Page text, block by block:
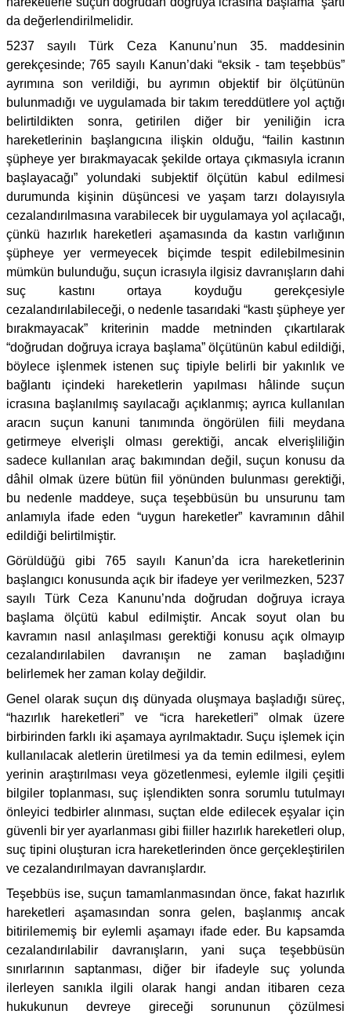
da değerlendirilmelidir.
5237 sayılı Türk Ceza Kanunu’nun 35. maddesinin
gerekçesinde; 765 sayılı Kanun’daki “eksik - tam teşebbüs”
ayrımına son verildiği, bu ayrımın objektif bir ölçütünün
bulunmadığı ve uygulamada bir takım tereddütlere yol açtığı
belirtildikten sonra, getirilen diğer bir yeniliğin icra
hareketlerinin başlangıcına ilişkin olduğu, “failin kastının
şüpheye yer bırakmayacak şekilde ortaya çıkmasıyla icranın
başlayacağı” yolundaki subjektif ölçütün kabul edilmesi
durumunda kişinin düşüncesi ve yaşam tarzı dolayısıyla
cezalandırılmasına varabilecek bir uygulamaya yol açılacağı,
çünkü hazırlık hareketleri aşamasında da kastın varlığının
şüpheye yer vermeyecek biçimde tespit edilebilmesinin
mümkün bulunduğu, suçun icrasıyla ilgisiz davranışların dahi
suç kastını ortaya koyduğu gerekçesiyle
cezalandırılabileceği, o nedenle tasarıdaki “kastı şüpheye yer
bırakmayacak” kriterinin madde metninden çıkartılarak
“doğrudan doğruya icraya başlama” ölçütünün kabul edildiği,
böylece işlenmek istenen suç tipiyle belirli bir yakınlık ve
bağlantı içindeki hareketlerin yapılması hâlinde suçun
icrasına başlanılmış sayılacağı açıklanmış; ayrıca kullanılan
aracın suçun kanuni tanımında öngörülen fiili meydana
getirmeye elverişli olması gerektiği, ancak elverişliliğin
sadece kullanılan araç bakımından değil, suçun konusu da
dâhil olmak üzere bütün fiil yönünden bulunması gerektiği,
bu nedenle maddeye, suça teşebbüsün bu unsurunu tam
anlamıyla ifade eden “uygun hareketler” kavramının dâhil
edildiği belirtilmiştir.
Görüldüğü gibi 765 sayılı Kanun’da icra hareketlerinin
başlangıcı konusunda açık bir ifadeye yer verilmezken, 5237
sayılı Türk Ceza Kanunu’nda doğrudan doğruya icraya
başlama ölçütü kabul edilmiştir. Ancak soyut olan bu
kavramın nasıl anlaşılması gerektiği konusu açık olmayıp
cezalandırılabilen davranışın ne zaman başladığını
belirlemek her zaman kolay değildir.
Genel olarak suçun dış dünyada oluşmaya başladığı süreç,
“hazırlık hareketleri” ve “icra hareketleri” olmak üzere
birbirinden farklı iki aşamaya ayrılmaktadır. Suçu işlemek için
kullanılacak aletlerin üretilmesi ya da temin edilmesi, eylem
yerinin araştırılması veya gözetlenmesi, eylemle ilgili çeşitli
bilgiler toplanması, suç işlendikten sonra sorumlu tutulmayı
önleyici tedbirler alınması, suçtan elde edilecek eşyalar için
güvenli bir yer ayarlanması gibi fiiller hazırlık hareketleri olup,
suç tipini oluşturan icra hareketlerinden önce gerçekleştirilen
ve cezalandırılmayan davranışlardır.
Teşebbüs ise, suçun tamamlanmasından önce, fakat hazırlık
hareketleri aşamasından sonra gelen, başlanmış ancak
bitirilememiş bir eylemli aşamayı ifade eder. Bu kapsamda
cezalandırılabilir davranışların, yani suça teşebbüsün
sınırlarının saptanması, diğer bir ifadeyle suç yolunda
ilerleyen sanıkla ilgili olarak hangi andan itibaren ceza
hukukunun devreye gireceği sorununun çözülmesi